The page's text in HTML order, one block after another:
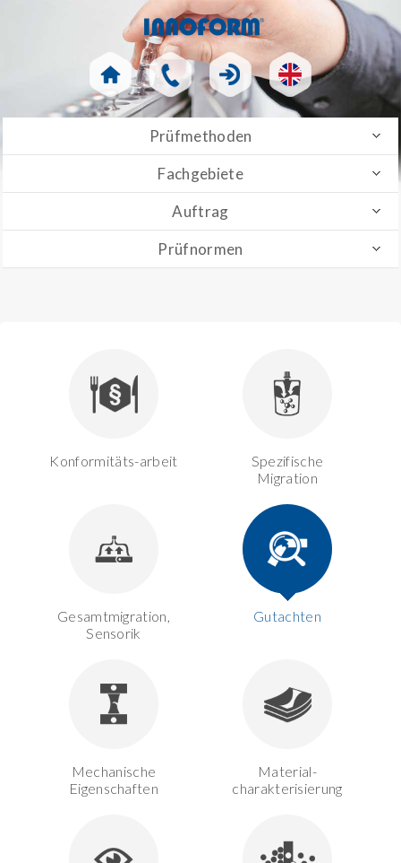
Prüfmethoden
Fachgebiete
Auftrag
Prüfnormen
Konformitäts-arbeit
Spezifische
Migration
Gesamtmigration,
Sensorik
Gutachten
Mechanische
Eigenschaften
Material-
charakterisierung